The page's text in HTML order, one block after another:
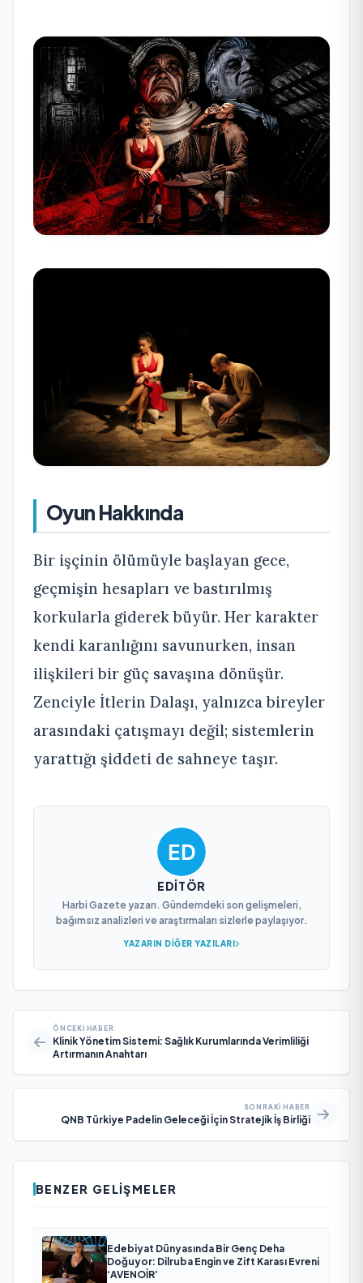
Oyun Hakkında
Bir işçinin ölümüyle başlayan gece,
geçmişin hesapları ve bastırılmış
korkularla giderek büyür. Her karakter
kendi karanlığını savunurken, insan
ilişkileri bir güç savaşına dönüşür.
Zenciyle İtlerin Dalaşı, yalnızca bireyler
arasındaki çatışmayı değil; sistemlerin
yarattığı şiddeti de sahneye taşır.
EDITÖR
Harbi Gazete yazarı. Gündemdeki son gelişmeleri,
bağımsız analizleri ve araştırmaları sizlerle paylaşıyor.
YAZARIN DIĞER YAZILARI
ÖNCEKI HABER
Klinik Yönetim Sistemi: Sağlık Kurumlarında Verimliliği
Artırmanın Anahtarı
SONRAKI HABER
QNB Türkiye Padelin Geleceği İçin Stratejik İş Birliği
BENZER GELIŞMELER
Edebiyat Dünyasında Bir Genç Deha
Doğuyor: Dilruba Engin ve Zift Karası Evreni
‘AVENOİR’